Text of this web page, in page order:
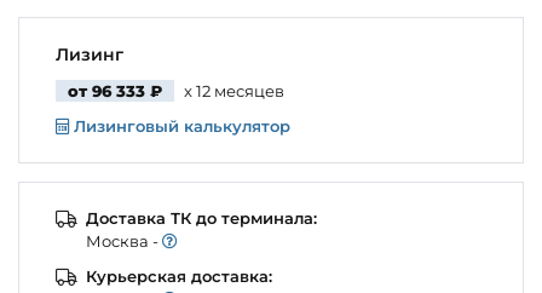
Лизинг
от 96 333 ₽
x 12 месяцев
Лизинговый калькулятор
Доставка ТК до терминала:
Моcква -
Курьерская доставка: